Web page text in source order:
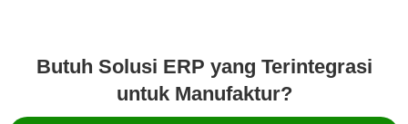
Butuh Solusi ERP yang Terintegrasi
untuk Manufaktur?